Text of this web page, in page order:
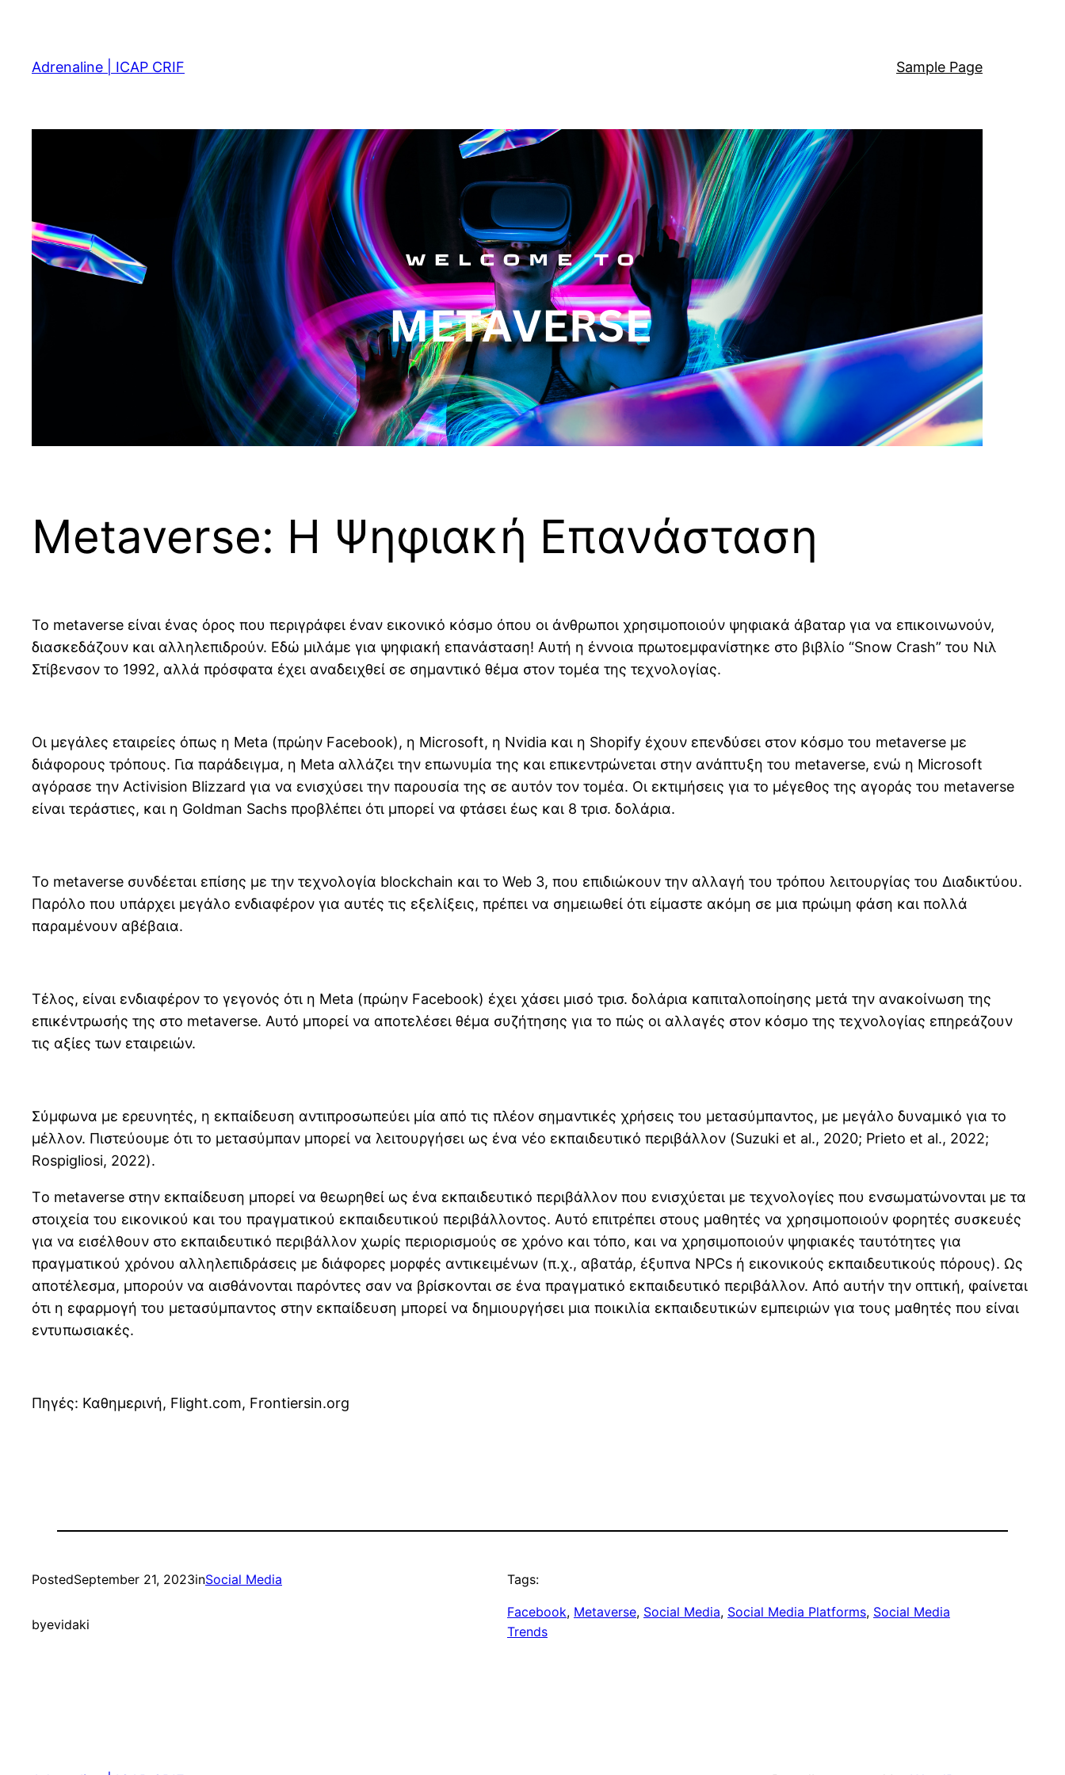
content
Adrenaline | ICAP CRIF Sample Page
Metaverse: Η Ψηφιακή Επανάσταση
Το metaverse είναι ένας όρος που περιγράφει έναν εικονικό κόσμο όπου οι άνθρωποι χρησιμοποιούν ψηφιακά άβαταρ για να επικοινωνούν,
διασκεδάζουν και αλληλεπιδρούν. Εδώ μιλάμε για ψηφιακή επανάσταση! Αυτή η έννοια πρωτοεμφανίστηκε στο βιβλίο “Snow Crash” του Νιλ
Στίβενσον το 1992, αλλά πρόσφατα έχει αναδειχθεί σε σημαντικό θέμα στον τομέα της τεχνολογίας.
Οι μεγάλες εταιρείες όπως η Meta (πρώην Facebook), η Microsoft, η Nvidia και η Shopify έχουν επενδύσει στον κόσμο του metaverse με
διάφορους τρόπους. Για παράδειγμα, η Meta αλλάζει την επωνυμία της και επικεντρώνεται στην ανάπτυξη του metaverse, ενώ η Microsoft
αγόρασε την Activision Blizzard για να ενισχύσει την παρουσία της σε αυτόν τον τομέα. Οι εκτιμήσεις για το μέγεθος της αγοράς του metaverse
είναι τεράστιες, και η Goldman Sachs προβλέπει ότι μπορεί να φτάσει έως και 8 τρισ. δολάρια.
Το metaverse συνδέεται επίσης με την τεχνολογία blockchain και το Web 3, που επιδιώκουν την αλλαγή του τρόπου λειτουργίας του Διαδικτύου.
Παρόλο που υπάρχει μεγάλο ενδιαφέρον για αυτές τις εξελίξεις, πρέπει να σημειωθεί ότι είμαστε ακόμη σε μια πρώιμη φάση και πολλά
παραμένουν αβέβαια.
Τέλος, είναι ενδιαφέρον το γεγονός ότι η Meta (πρώην Facebook) έχει χάσει μισό τρισ. δολάρια καπιταλοποίησης μετά την ανακοίνωση της
επικέντρωσής της στο metaverse. Αυτό μπορεί να αποτελέσει θέμα συζήτησης για το πώς οι αλλαγές στον κόσμο της τεχνολογίας επηρεάζουν
τις αξίες των εταιρειών.
Σύμφωνα με ερευνητές, η εκπαίδευση αντιπροσωπεύει μία από τις πλέον σημαντικές χρήσεις του μετασύμπαντος, με μεγάλο δυναμικό για το
μέλλον. Πιστεύουμε ότι το μετασύμπαν μπορεί να λειτουργήσει ως ένα νέο εκπαιδευτικό περιβάλλον (Suzuki et al., 2020; Prieto et al., 2022;
Rospigliosi, 2022).
Τo metaverse στην εκπαίδευση μπορεί να θεωρηθεί ως ένα εκπαιδευτικό περιβάλλον που ενισχύεται με τεχνολογίες που ενσωματώνονται με τα
στοιχεία του εικονικού και του πραγματικού εκπαιδευτικού περιβάλλοντος. Αυτό επιτρέπει στους μαθητές να χρησιμοποιούν φορητές συσκευές
για να εισέλθουν στο εκπαιδευτικό περιβάλλον χωρίς περιορισμούς σε χρόνο και τόπο, και να χρησιμοποιούν ψηφιακές ταυτότητες για
πραγματικού χρόνου αλληλεπιδράσεις με διάφορες μορφές αντικειμένων (π.χ., αβατάρ, έξυπνα NPCs ή εικονικούς εκπαιδευτικούς πόρους). Ως
αποτέλεσμα, μπορούν να αισθάνονται παρόντες σαν να βρίσκονται σε ένα πραγματικό εκπαιδευτικό περιβάλλον. Από αυτήν την οπτική, φαίνεται
ότι η εφαρμογή του μετασύμπαντος στην εκπαίδευση μπορεί να δημιουργήσει μια ποικιλία εκπαιδευτικών εμπειριών για τους μαθητές που είναι
εντυπωσιακές.
Πηγές: Καθημερινή, Flight.com, Frontiersin.org
PostedSeptember 21, 2023inSocial Media
byevidaki
Tags:
Facebook, Metaverse, Social Media, Social Media Platforms, Social Media
Trends